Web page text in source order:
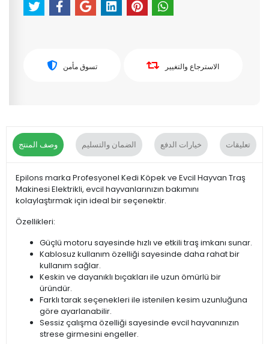
تسوق مأمن الاسترجاع والتغيير
وصف المنتج الضمان والتسليم خيارات الدفع تعليقات
Epilons marka Profesyonel Kedi Köpek ve Evcil Hayvan Traş
Makinesi Elektrikli, evcil hayvanlarınızın bakımını
kolaylaştırmak için ideal bir seçenektir.
Özellikleri:
Güçlü motoru sayesinde hızlı ve etkili traş imkanı sunar.
Kablosuz kullanım özelliği sayesinde daha rahat bir
kullanım sağlar.
Keskin ve dayanıklı bıçakları ile uzun ömürlü bir
üründür.
Farklı tarak seçenekleri ile istenilen kesim uzunluğuna
göre ayarlanabilir.
Sessiz çalışma özelliği sayesinde evcil hayvanınızın
strese girmesini engeller.